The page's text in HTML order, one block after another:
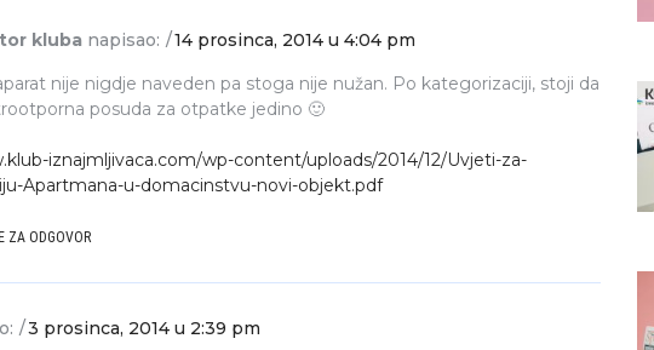
kluba napisao:
14 prosinca, 2014 u 4:04 pm
nije nigdje naveden pa stoga nije nužan. Po kategorizaciji, stoji da
posuda za otpatke jedino 🙂
iznajmljivaca.com/wp-content/uploads/2014/12/Uvjeti-za-
Apartmana-u-domacinstvu-novi-objekt.pdf
ZA ODGOVOR
3 prosinca, 2014 u 2:39 pm